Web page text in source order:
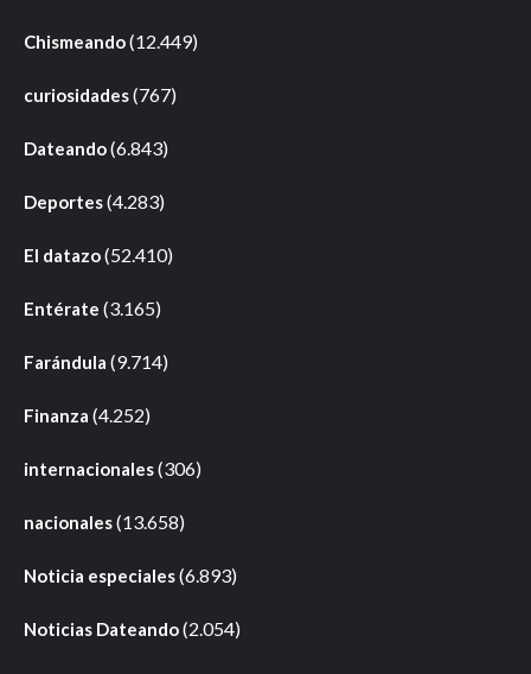
Chismeando(12.449)
curiosidades(767)
Dateando(6.843)
Deportes(4.283)
El datazo(52.410)
Entérate (3.165)
Farándula (9.714)
Finanza (4.252)
internacionales(306)
nacionales(13.658)
Noticia especiales(6.893)
Noticias Dateando(2.054)